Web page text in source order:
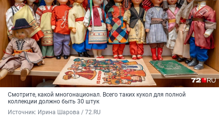
Смотрите, какой многонационал. Всего таких кукол для полной
коллекции должно быть 30 штук
Источник: Ирина Шарова / 72.RU